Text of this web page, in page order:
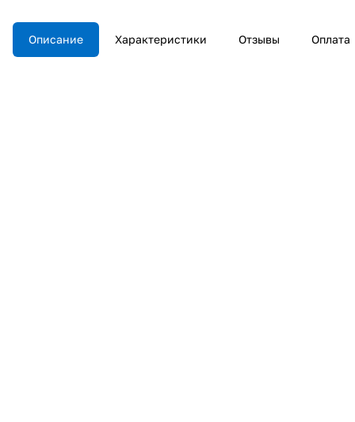
пикселей). Камера оснащена
механическим ИК фильтром и
модулем ИК подсветки
Описание Характеристики Отзывы Оплата